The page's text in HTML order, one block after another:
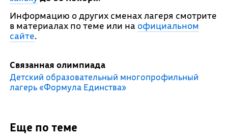
Информацию о других сменах лагеря смотрите
в материалах по теме или на официальном
сайте.
Связанная олимпиада
Детский образовательный многопрофильный
лагерь «Формула Единства»
Еще по теме